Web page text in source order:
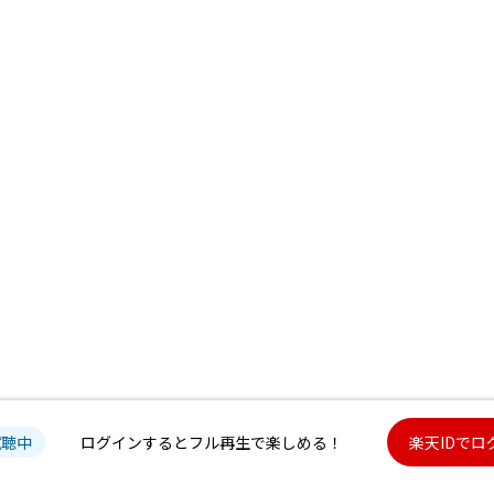
中 ログインするとフル再生で楽しめる！ 楽天IDでロ